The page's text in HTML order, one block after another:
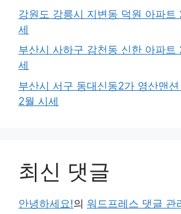
강원도 강릉시 지변동 덕원 아파
세
부산시 사하구 감천동 신한 아파트
세
부산시 서구 동대신동2가 영산맨
2월 시세
최신 댓글
안녕하세요!의 워드프레스 댓글 관